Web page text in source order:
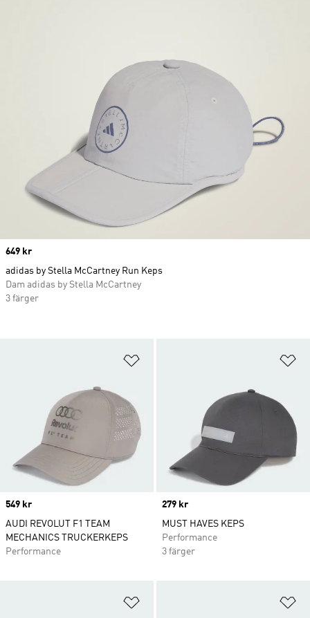
Price
549 kr
AUDI REVOLUT F1 TEAM
MECHANICS TRUCKERKEPS
Performance
Price
279 kr
MUST HAVES KEPS
Performance
3 färger
Price
649 kr
adidas by Stella McCartney Run Keps
Dam adidas by Stella McCartney
3 färger